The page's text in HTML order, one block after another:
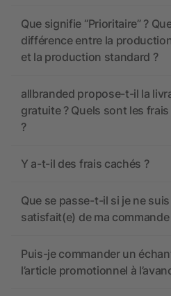
Que signifie “Prioritaire” ?
différence entre la
et la production standard ?
allbranded propose-t-il la
gratuite ? Quels sont les frais
?
Y a-t-il des frais cachés ?
Que se passe-t-il si je ne
satisfait(e) de ma commande
Puis-je commander un
l’article promotionnel à